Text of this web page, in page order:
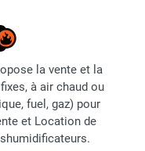
la vente et la
à air chaud ou
fuel, gaz) pour
et Location de